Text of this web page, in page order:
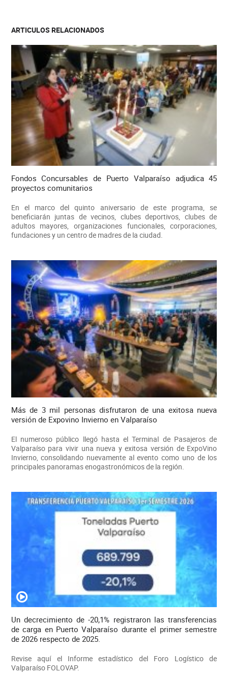
ARTICULOS RELACIONADOS
Fondos Concursables de Puerto Valparaíso adjudica 45
proyectos comunitarios
En el marco del quinto aniversario de este programa, se
beneficiarán juntas de vecinos, clubes deportivos, clubes de
adultos mayores, organizaciones funcionales, corporaciones,
fundaciones y un centro de madres de la ciudad.
Más de 3 mil personas disfrutaron de una exitosa nueva
versión de Expovino Invierno en Valparaíso
El numeroso público llegó hasta el Terminal de Pasajeros de
Valparaíso para vivir una nueva y exitosa versión de ExpoVino
Invierno, consolidando nuevamente al evento como uno de los
principales panoramas enogastronómicos de la región.
Un decrecimiento de -20,1% registraron las transferencias
de carga en Puerto Valparaíso durante el primer semestre
de 2026 respecto de 2025.
Revise aquí el Informe estadístico del Foro Logístico de
Valparaíso FOLOVAP.